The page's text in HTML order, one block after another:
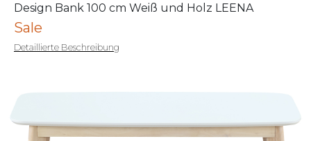
Design Bank 100 cm Weiß und Holz LEENA
Sale
Detaillierte Beschreibung